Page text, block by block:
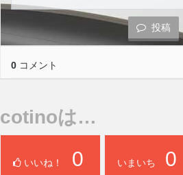
投稿
0 コメント
cotinoは…
いいね！ 0 いまいち 0